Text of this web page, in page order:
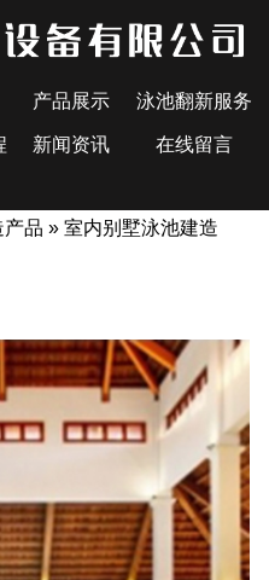
产品展示 泳池翻新服务
新闻资讯 在线留言
产品 » 室内别墅泳池建造